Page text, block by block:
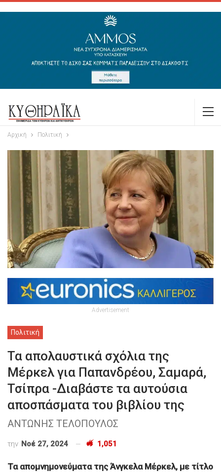
Αρχική Πολιτική
Advertisement
Πολιτική
Τα απολαυστικά σχόλια της
Μέρκελ για Παπανδρέου, Σαμαρά,
Τσίπρα -Διαβάστε τα αυτούσια
αποσπάσματα του βιβλίου της
ΑΝΤΩΝΗΣ ΤΕΛΟΠΟΥΛΟΣ
την Νοέ 27, 2024 1,051
Τα απομνημονεύματα της Άνγκελα Μέρκελ, με τίτλο